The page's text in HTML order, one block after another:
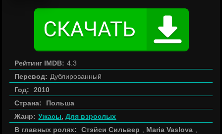
Рейтинг IMDB: 4.3
Перевод: Дублированный
Год:
2010
Страна:
Польша
Жанр: Ужасы,Для взрослых
В главных ролях:
Стэйси Сильвер Maria Vaslova